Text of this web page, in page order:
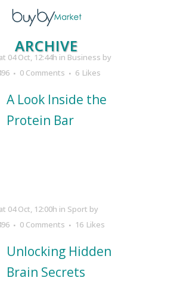
ARCHIVE
04 Oct, 12:44h in Business by
0 Comments 6 Likes
A Look Inside the
Protein Bar
04 Oct, 12:00h in Sport by
0 Comments 16 Likes
Unlocking Hidden
Brain Secrets